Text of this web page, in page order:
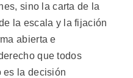
sino la carta de la
la escala y la fijación
abierta e
que todos
es la decisión